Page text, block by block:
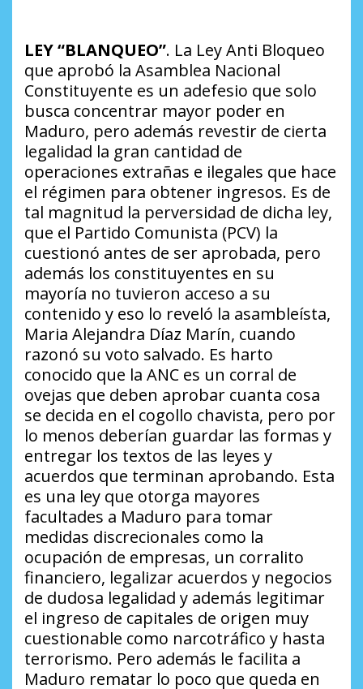
LEY “BLANQUEO”. La Ley Anti Bloqueo
que aprobó la Asamblea Nacional
Constituyente es un adefesio que solo
busca concentrar mayor poder en
Maduro, pero además revestir de cierta
legalidad la gran cantidad de
operaciones extrañas e ilegales que hace
el régimen para obtener ingresos. Es de
tal magnitud la perversidad de dicha ley,
que el Partido Comunista (PCV) la
cuestionó antes de ser aprobada, pero
además los constituyentes en su
mayoría no tuvieron acceso a su
contenido y eso lo reveló la asambleísta,
Maria Alejandra Díaz Marín, cuando
razonó su voto salvado. Es harto
conocido que la ANC es un corral de
ovejas que deben aprobar cuanta cosa
se decida en el cogollo chavista, pero por
lo menos deberían guardar las formas y
entregar los textos de las leyes y
acuerdos que terminan aprobando. Esta
es una ley que otorga mayores
facultades a Maduro para tomar
medidas discrecionales como la
ocupación de empresas, un corralito
financiero, legalizar acuerdos y negocios
de dudosa legalidad y además legitimar
el ingreso de capitales de origen muy
cuestionable como narcotráfico y hasta
terrorismo. Pero además le facilita a
Maduro rematar lo poco que queda en